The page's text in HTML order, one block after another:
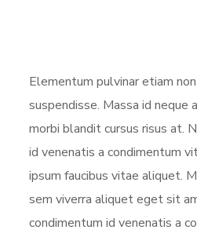
Elementum pulvinar etiam
suspendisse. Massa id neque
morbi blandit cursus risus at.
id venenatis a condimentum
ipsum faucibus vitae aliquet.
sem viverra aliquet eget sit
condimentum id venenatis a